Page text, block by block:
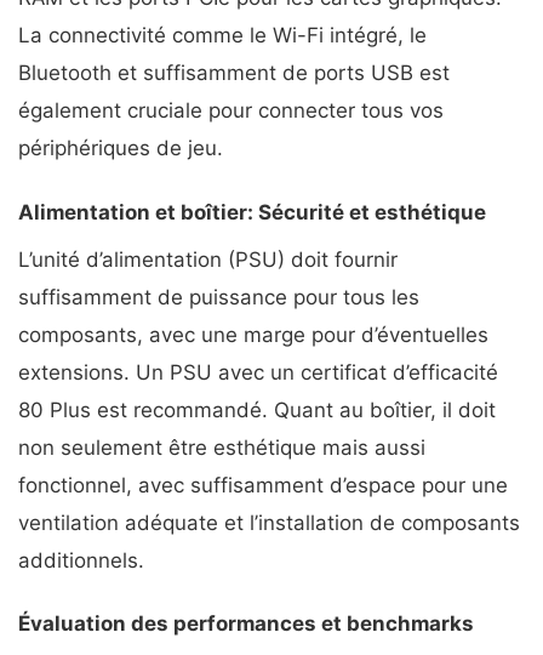
La connectivité comme le Wi-Fi intégré, le
Bluetooth et suffisamment de ports USB est
également cruciale pour connecter tous vos
périphériques de jeu.
Alimentation et boîtier: Sécurité et esthétique
L’unité d’alimentation (PSU) doit fournir
suffisamment de puissance pour tous les
composants, avec une marge pour d’éventuelles
extensions. Un PSU avec un certificat d’efficacité
80 Plus est recommandé. Quant au boîtier, il doit
non seulement être esthétique mais aussi
fonctionnel, avec suffisamment d’espace pour une
ventilation adéquate et l’installation de composants
additionnels.
Évaluation des performances et benchmarks